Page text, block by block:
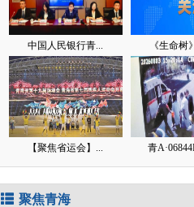
中国人民银行青... 《生命树
【聚焦省运会】... 青
聚焦青海